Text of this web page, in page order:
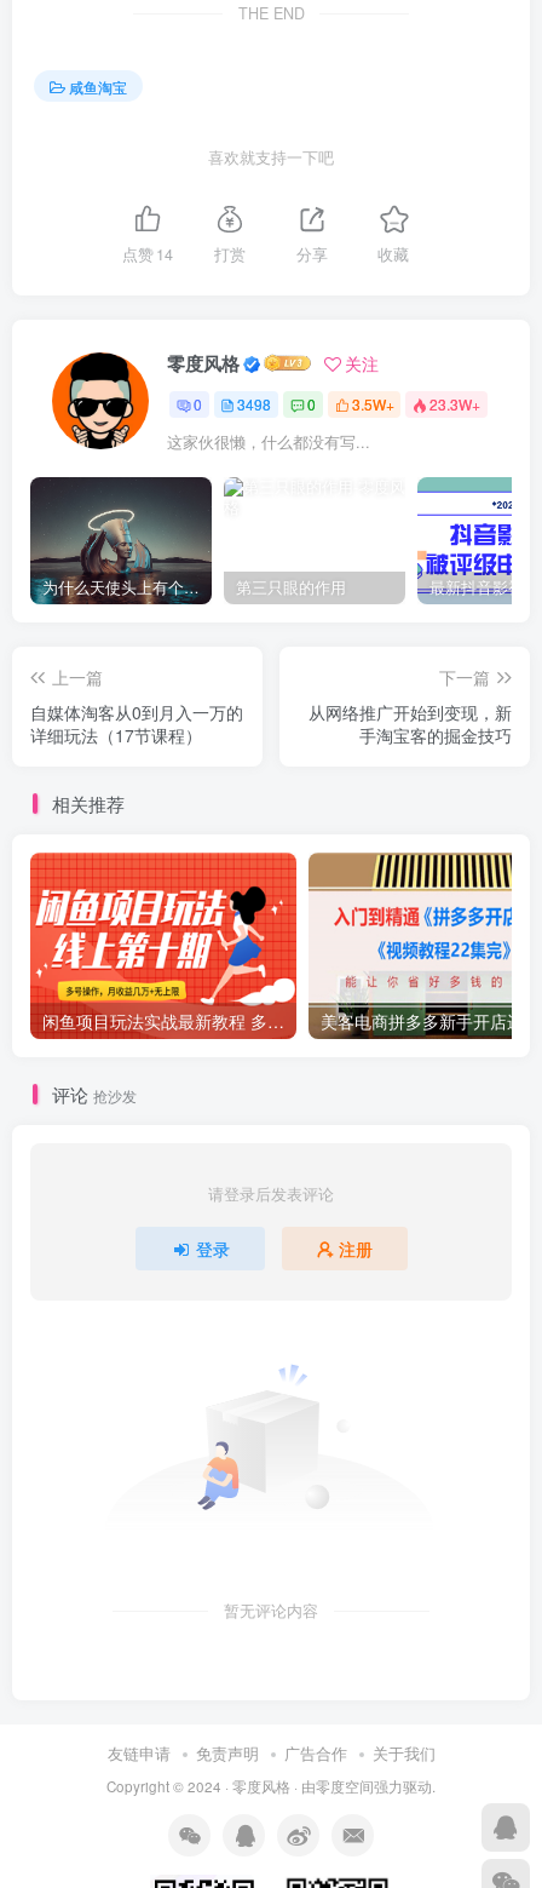
THE END
咸鱼淘宝
喜欢就支持一下吧
点赞14 打赏 分享 收藏
零度风格 关注
0 3498 0 3.5W+ 23.3W+
这家伙很懒，什么都没有写...
为什么天使头上有个圈？ 第三只眼的作用
上一篇
自媒体淘客从0到月入一万的
详细玩法（17节课程）
下一篇
从网络推广开始到变现，新
手淘宝客的掘金技巧
相关推荐
闲鱼项目玩法实战最新教程 多号批量操作 一个月收益几万
评论 抢沙发
请登录后发表评论
登录 注册
暂无评论内容
友链申请 免责声明 广告合作 关于我们
Copyright © 2024 · 零度风格 · 由零度空间强力驱动.